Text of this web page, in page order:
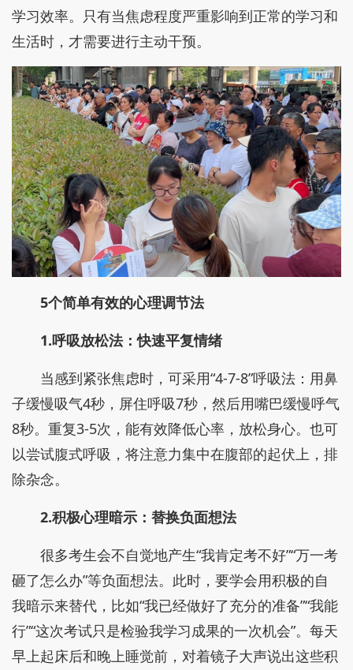
学习效率。只有当焦虑程度严重影响到正常的学习和
生活时，才需要进行主动干预。
5个简单有效的心理调节法
1.呼吸放松法：快速平复情绪
当感到紧张焦虑时，可采用“4-7-8”呼吸法：用鼻
子缓慢吸气4秒，屏住呼吸7秒，然后用嘴巴缓慢呼气
8秒。重复3-5次，能有效降低心率，放松身心。也可
以尝试腹式呼吸，将注意力集中在腹部的起伏上，排
除杂念。
2.积极心理暗示：替换负面想法
很多考生会不自觉地产生“我肯定考不好”“万一考
砸了怎么办”等负面想法。此时，要学会用积极的自
我暗示来替代，比如“我已经做好了充分的准备”“我能
行”“这次考试只是检验我学习成果的一次机会”。每天
早上起床后和晚上睡觉前，对着镜子大声说出这些积